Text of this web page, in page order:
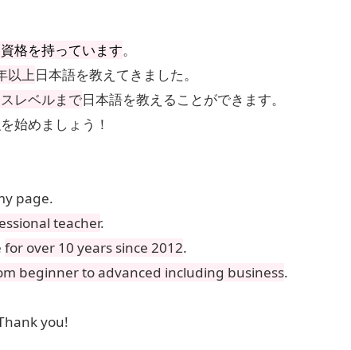
格を持っています。
以上日本語を教えてきました。
レベルまで日本語を教えることができます。
始めましょう！
page.
teacher.
for over 10 years since 2012.
beginner to advanced including business.
you!